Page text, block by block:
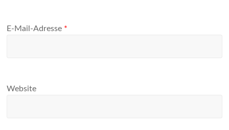
E-Mail-Adresse *
Website